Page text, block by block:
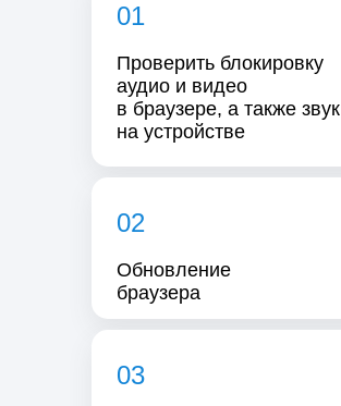
Обновление
браузера
02
03
Проверить блокировку
аудио и видео
в браузере, а также звук
на устройстве
01